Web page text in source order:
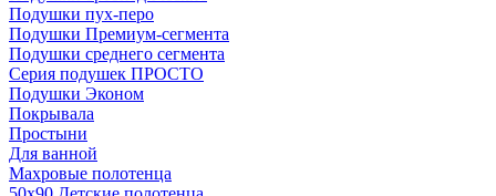
Подушки пух-перо
Подушки Премиум-сегмента
Подушки среднего сегмента
Серия подушек ПРОСТО
Подушки Эконом
Покрывала
Простыни
Для ванной
Махровые полотенца